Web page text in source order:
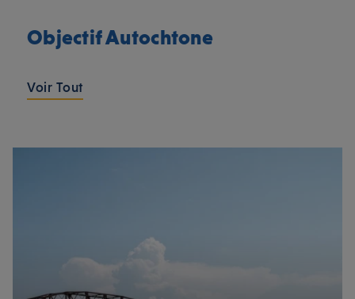
Objectif Autochtone
Voir Tout